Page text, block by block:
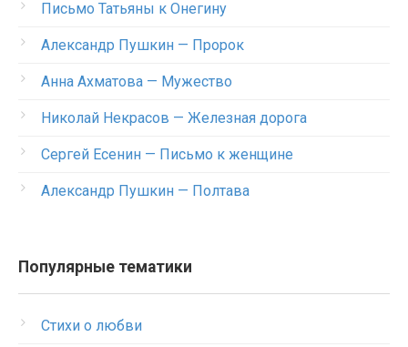
Письмо Татьяны к Онегину
Александр Пушкин — Пророк
Анна Ахматова — Мужество
Николай Некрасов — Железная дорога
Сергей Есенин — Письмо к женщине
Александр Пушкин — Полтава
Популярные тематики
Стихи о любви